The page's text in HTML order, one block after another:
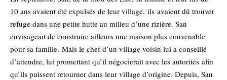
10 ans avaient été expulsés de leur village. ils avaient dû trouver
refuge dans une petite hutte au milieu d’une rizière. San
envisageait de construire ailleurs une maison plus convenable
pour sa famille. Mais le chef d’un village voisin lui a conseillé
d’attendre, lui promettant qu’il négocierait avec les autorités afin
qu’ils puissent retourner dans leur village d’origine. Depuis, San